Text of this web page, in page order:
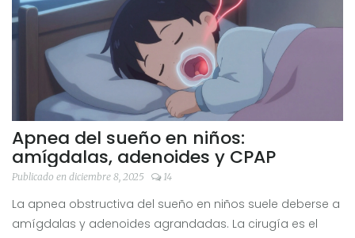
Apnea del sueño en niños:
amígdalas, adenoides y CPAP
Publicado en diciembre 8, 2025 14
La apnea obstructiva del sueño en niños suele deberse a
amígdalas y adenoides agrandadas. La cirugía es el